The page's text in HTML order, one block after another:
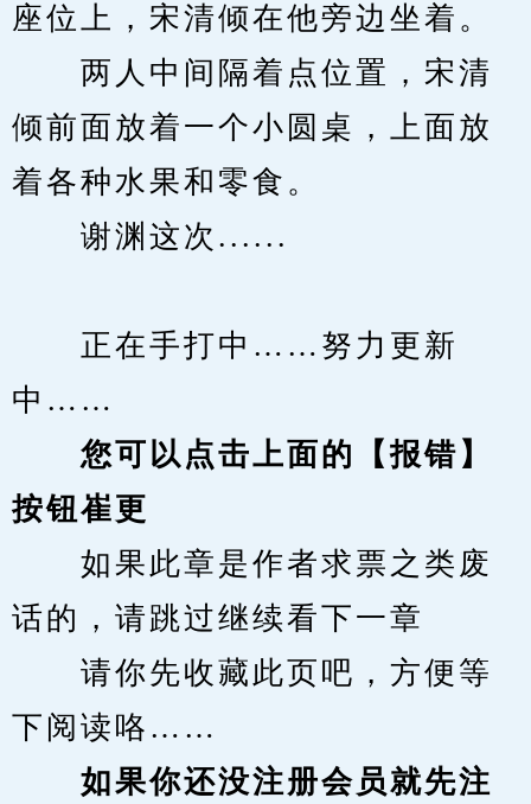
座位上，宋清倾在他旁边坐着。
两人中间隔着点位置，宋清
倾前面放着一个小圆桌，上面放
着各种水果和零食。
谢渊这次......
正在手打中……努力更新
中……
您可以点击上面的【报错】
按钮崔更
如果此章是作者求票之类废
话的，请跳过继续看下一章
请你先收藏此页吧，方便等
下阅读咯……
如果你还没注册会员就先注